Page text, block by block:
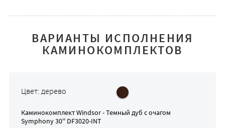
ВАРИАНТЫ ИСПОЛНЕНИЯ
КАМИНОКОМПЛЕКТОВ
Цвет: дерево
КаминокомплектWindsor - Темный дуб с очагом
Symphony 30'' DF3020-INT